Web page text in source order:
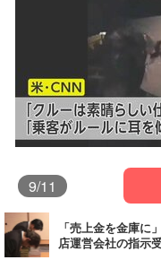
9/11
「売上金を金庫
店運営会社の指示